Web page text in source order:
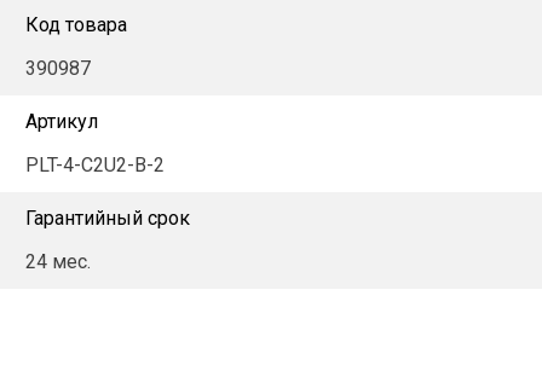
Код товара
390987
Артикул
PLT-4-C2U2-B-2
Гарантийный срок
24 мес.